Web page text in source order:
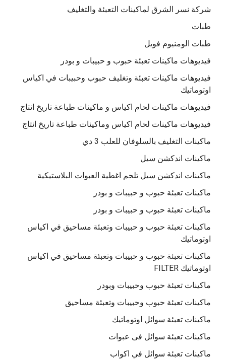
شركة نسر الشرق لماكينات التعبئة والتغليف
طبات
طبات الومنيوم فويل
فيديوهات ماكينات تعبئة حبوب و حبيبات و بودر
فيديوهات ماكينات تعبئة وتغليف حبوب وحبيبات في اكياس
اوتوماتيك
فيديوهات ماكينات لحام اكياس و ماكينات طباعة تاريخ انتاج
فيديوهات ماكينات لحام اكياس وماكينات طباعة تاريخ انتاج
ماكينات التغليف بالسلوفان للعلب 3 دي
ماكينات اندكشن سيل
ماكينات اندكشن سيل تلحم اغطية العبوات البلاستيكية
ماكينات تعبئة حبوب و حبيبات و بودر
ماكينات تعبئة حبوب و حبيبات و بودر
ماكينات تعبئة حبوب و حبيبات وتعبئة مساحيق في اكياس
اوتوماتيك
ماكينات تعبئة حبوب و حبيبات وتعبئة مساحيق في اكياس
اوتوماتيك FILTER
ماكينات تعبئة حبوب وحبيبات وبودر
ماكينات تعبئة حبوب وحبيبات وتعبئة مساحيق
ماكينات تعبئة سوائل اوتوماتيك
ماكينات تعبئة سوائل فى عبوات
ماكينات تعبئة سوائل في اكواب